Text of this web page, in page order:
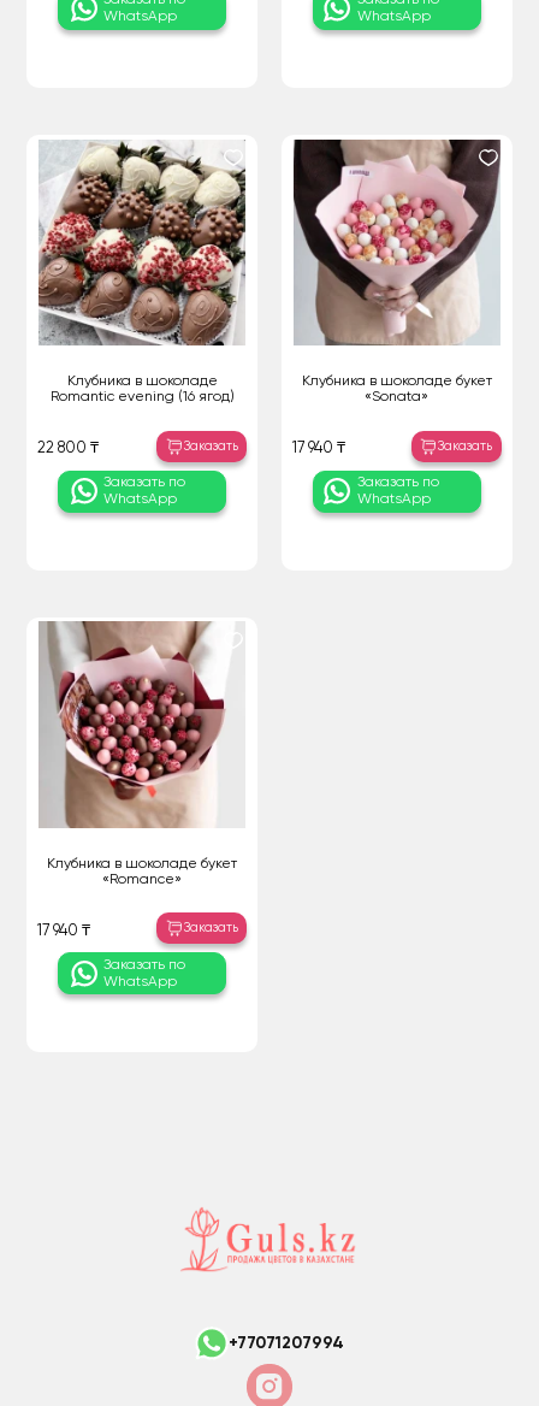
WhatsApp
WhatsApp
Клубника в шоколаде
Romantic evening (16 ягод)
22 800 ₸ Заказать
Заказать по
WhatsApp
Клубника в шоколаде букет
«Sonata»
17 940 ₸ Заказать
Заказать по
WhatsApp
Клубника в шоколаде букет
«Romance»
17 940 ₸ Заказать
Заказать по
WhatsApp
+77071207994